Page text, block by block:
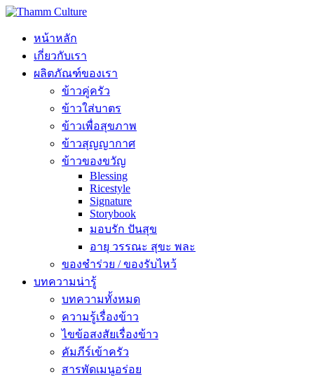
หน้าหลัก
เกี่ยวกับเรา
ผลิตภัณฑ์ของเรา
ข้าวคู่ครัว
ข้าวใส่บาตร
ข้าวเพื่อสุขภาพ
ข้าวสุญญากาศ
ข้าวของขวัญ
Blessing
Ricestyle
Signature
Storybook
มอบรัก ปันสุข
อายุ วรรณะ สุขะ พละ
ของชำร่วย / ของรับไหว้
บทความน่ารู้
บทความทั้งหมด
ความรู้เรื่องข้าว
ไขข้อสงสัยเรื่องข้าว
คัมภีร์เข้าครัว
สารพัดเมนูอร่อย